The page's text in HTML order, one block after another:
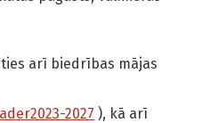
arī biedrības mājas
2027 ), kā arī